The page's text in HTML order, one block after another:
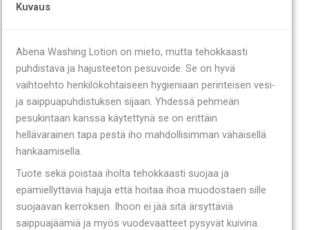
Kuvaus
Abena Washing Lotion on mieto, mutta tehokkaasti
puhdistava ja hajusteeton pesuvoide. Se on hyvä
vaihtoehto henkilökohtaiseen hygieniaan perinteisen vesi-
ja saippuapuhdistuksen sijaan. Yhdessä pehmeän
pesukintaan kanssa käytettynä se on erittäin
hellävarainen tapa pestä iho mahdollisimman vähäisellä
hankaamisella.
Tuote sekä poistaa iholta tehokkaasti suojaa ja
epämiellyttäviä hajuja että hoitaa ihoa muodostaen sille
suojaavan kerroksen. Ihoon ei jää sitä ärsyttäviä
saippuajäämiä ja myös vuodevaatteet pysyvät kuivina.